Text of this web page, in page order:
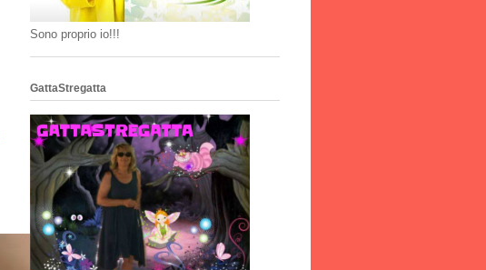
Sono proprio io!!!
GattaStregatta